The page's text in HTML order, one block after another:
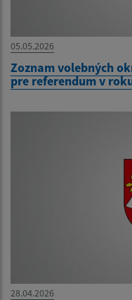
05.05.2026
Zoznam volebných
pre referendum v
28.04.2026